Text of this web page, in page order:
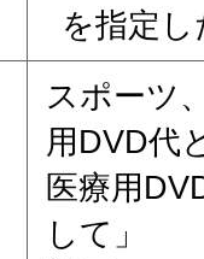
を指定
スポーツ
用DVD代
医療用
して」